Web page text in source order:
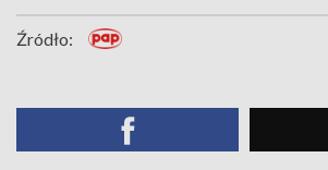
Źródło: